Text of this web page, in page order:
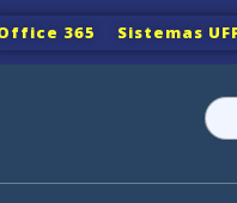
365 Sistemas